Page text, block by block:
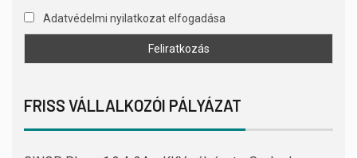
Adatvédelmi nyilatkozat elfogadása
FRISS VÁLLALKOZÓI PÁLYÁZAT